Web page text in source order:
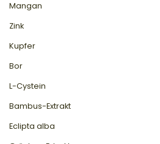
Mangan
Zink
Kupfer
Bor
L-Cystein
Bambus-Extrakt
Eclipta alba